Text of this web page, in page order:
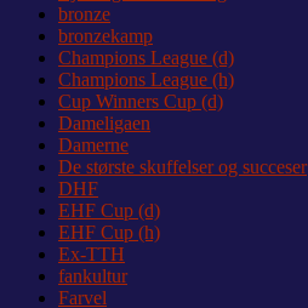
bronze
bronzekamp
Champions League (d)
Champions League (h)
Cup Winners Cup (d)
Dameligaen
Damerne
De største skuffelser og succeser
DHF
EHF Cup (d)
EHF Cup (h)
Ex-TTH
fankultur
Farvel